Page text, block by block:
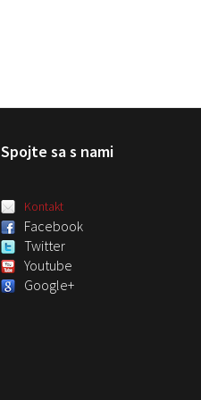
Spojte sa s nami
Kontakt
Facebook
Twitter
Youtube
Google+